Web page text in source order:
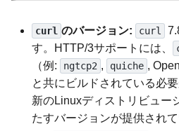
curl のバージョン: curl
す。HTTP/3サポートには、
（例:
ngtcp2 , quiche ,
と共にビルドされている必
新のLinuxディストリビュー
たすバージョンが提供されて